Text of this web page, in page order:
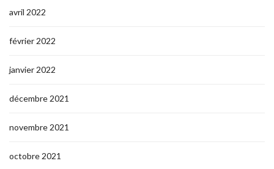
avril 2022
février 2022
janvier 2022
décembre 2021
novembre 2021
octobre 2021